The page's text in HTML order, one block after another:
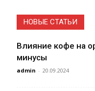
НОВЫЕ СТАТЬИ
Влияние кофе на
минусы
admin - 20.09.2024